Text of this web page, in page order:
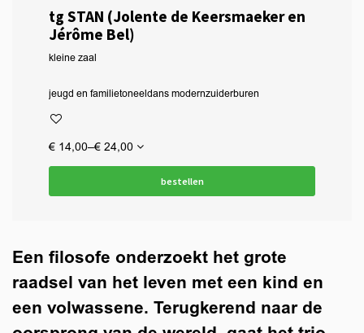
tg STAN (Jolente de Keersmaeker en
Jérôme Bel)
kleine zaal
jeugd en familietoneeldans modernzuiderburen
€ 14,00–€ 24,00
bestellen
Een filosofe onderzoekt het grote
raadsel van het leven met een kind en
een volwassene. Terugkerend naar de